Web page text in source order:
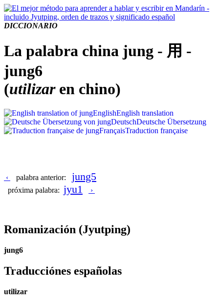
DICCIONARIO
La palabra china jung - 用 -
jung6
(utilizaren chino)
EnglishEnglish translation
DeutschDeutsche Übersetzung
FrançaisTraduction française
‹ palabra anterior: jung5
próxima palabra: jyu1 ›
Romanización (Jyutping)
jung6
Traducciónes españolas
utilizar